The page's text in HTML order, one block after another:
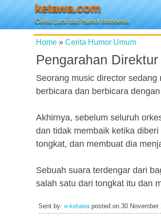
ketawa.com
Cerita Lucu dan Humor Indonesia
Home » Cerita Humor Umum
Pengarahan
Seorang music director
berbicara dan berbicara
Akhirnya, sebelum seluruh
dan tidak membaik ketika
tongkat, dan membuat dia
Sebuah suara terdengar dari
salah satu dari tongkat itu dan
Sent by: e-ketawaposted on 30 November